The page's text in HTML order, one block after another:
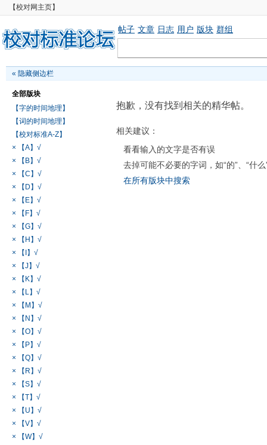
【校对网主页】
帖子 文章 日志 用户 版块 群组
« 隐藏侧边栏
全部版块
【字的时间地理】
【词的时间地理】
【校对标准A-Z】
× 【A】√
× 【B】√
× 【C】√
× 【D】√
× 【E】√
× 【F】√
× 【G】√
× 【H】√
× 【I】√
× 【J】√
× 【K】√
× 【L】√
× 【M】√
× 【N】√
× 【O】√
× 【P】√
× 【Q】√
× 【R】√
× 【S】√
× 【T】√
× 【U】√
× 【V】√
× 【W】√
抱歉，没有找到相关的精华帖。
相关建议：
看看输入的文字是否有误
去掉可能不必要的字词，如“的”、“什么
在所有版块中搜索